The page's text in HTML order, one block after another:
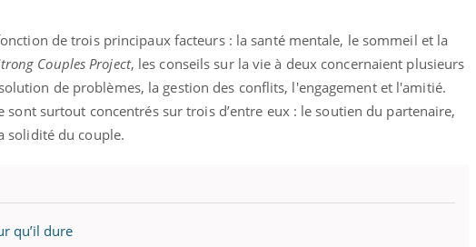
de trois principaux facteurs : la santé mentale, le sommeil et la
Couples Project, les conseils sur la vie à deux concernaient plusieurs
de problèmes, la gestion des conflits, l'engagement et l'amitié.
surtout concentrés sur trois d’entre eux : le soutien du partenaire,
solidité du couple.
qu’il dure